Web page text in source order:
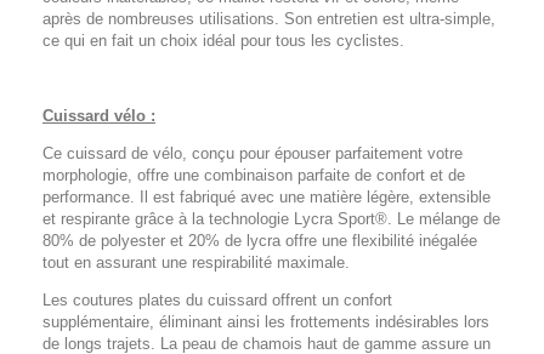
après de nombreuses utilisations. Son entretien est ultra-simple,
ce qui en fait un choix idéal pour tous les cyclistes.
Cuissard vélo :
Ce cuissard de vélo, conçu pour épouser parfaitement votre
morphologie, offre une combinaison parfaite de confort et de
performance. Il est fabriqué avec une matière légère, extensible
et respirante grâce à la technologie Lycra Sport®. Le mélange de
80% de polyester et 20% de lycra offre une flexibilité inégalée
tout en assurant une respirabilité maximale.
Les coutures plates du cuissard offrent un confort
supplémentaire, éliminant ainsi les frottements indésirables lors
de longs trajets. La peau de chamois haut de gamme assure un